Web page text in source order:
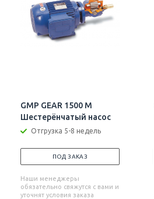
GMP GEAR 1500 M
Шестерёнчатый насос
Отгрузка 5-8 недель
ПОД ЗАКАЗ
Наши менеджеры
обязательно свяжутся с вами и
уточнят условия заказа